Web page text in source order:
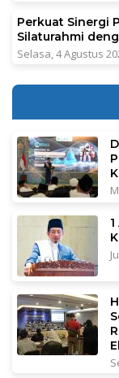
Perkuat Sinergi
Silaturahmi
Selasa, 4 Agustus